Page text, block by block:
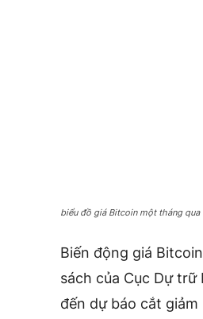
biểu đồ giá Bitcoin một tháng qua
Biến động giá
sách của Cục Dự trữ
đến dự báo cắt giảm